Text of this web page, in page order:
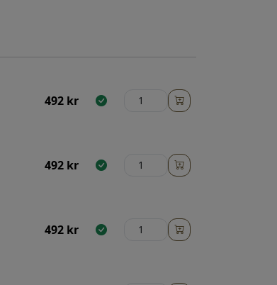
492 kr
492 kr
492 kr